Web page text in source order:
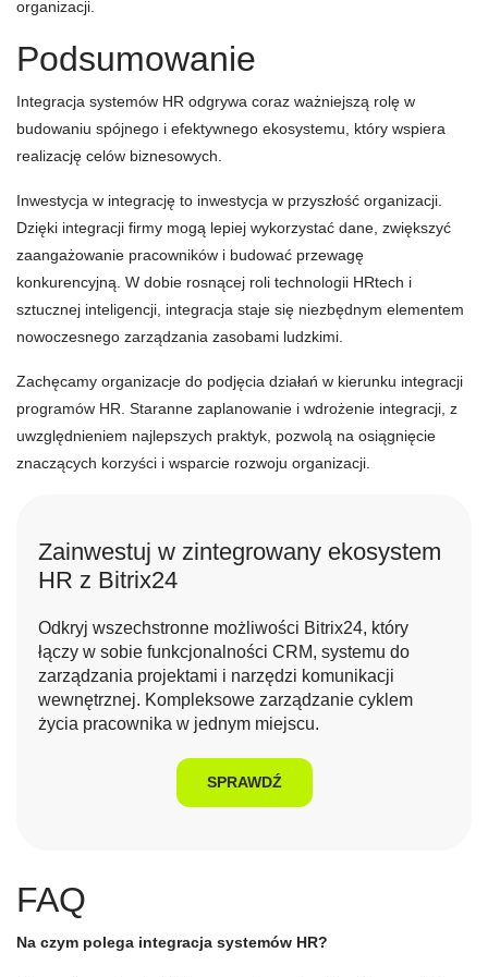
organizacji.
Podsumowanie
Integracja systemów HR odgrywa coraz ważniejszą rolę w
budowaniu spójnego i efektywnego ekosystemu, który wspiera
realizację celów biznesowych.
Inwestycja w integrację to inwestycja w przyszłość organizacji.
Dzięki integracji firmy mogą lepiej wykorzystać dane, zwiększyć
zaangażowanie pracowników i budować przewagę
konkurencyjną. W dobie rosnącej roli technologii HRtech i
sztucznej inteligencji, integracja staje się niezbędnym elementem
nowoczesnego zarządzania zasobami ludzkimi.
Zachęcamy organizacje do podjęcia działań w kierunku integracji
programów HR. Staranne zaplanowanie i wdrożenie integracji, z
uwzględnieniem najlepszych praktyk, pozwolą na osiągnięcie
znaczących korzyści i wsparcie rozwoju organizacji.
Zainwestuj w zintegrowany ekosystem
HR z Bitrix24
Odkryj wszechstronne możliwości Bitrix24, który
łączy w sobie funkcjonalności CRM, systemu do
zarządzania projektami i narzędzi komunikacji
wewnętrznej. Kompleksowe zarządzanie cyklem
życia pracownika w jednym miejscu.
SPRAWDŹ
FAQ
Na czym polega integracja systemów HR?